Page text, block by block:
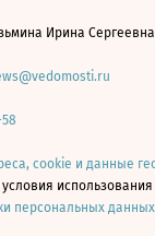
Ирина Сергеевна
cookie и данные
персональных